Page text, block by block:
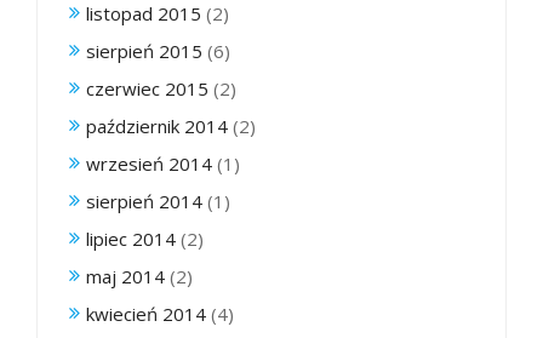
listopad 2015 (2)
sierpień 2015 (6)
czerwiec 2015 (2)
październik 2014 (2)
wrzesień 2014 (1)
sierpień 2014 (1)
lipiec 2014 (2)
maj 2014 (2)
kwiecień 2014 (4)